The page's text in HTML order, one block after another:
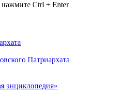
нажмите Ctrl + Enter
Патриархата
энциклопедия»